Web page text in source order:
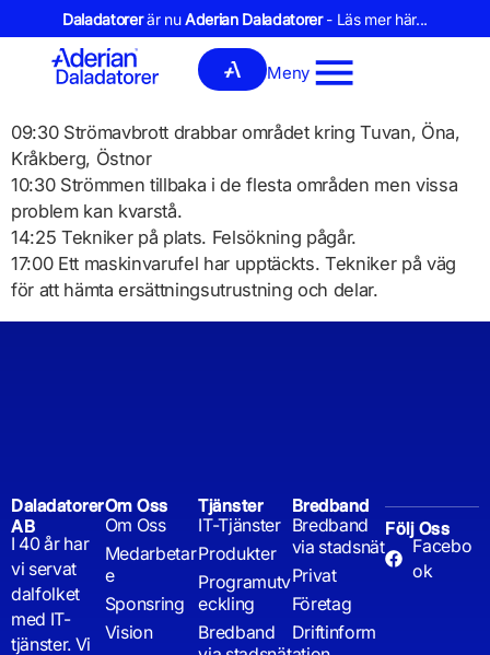
Daladatorerär nuAderian Daladatorer- Läs mer här...
Meny
09:30 Strömavbrott drabbar området kring Tuvan, Öna,
Kråkberg, Östnor
10:30 Strömmen tillbaka i de flesta områden men vissa
problem kan kvarstå.
14:25 Tekniker på plats. Felsökning pågår.
17:00 Ett maskinvarufel har upptäckts. Tekniker på väg
för att hämta ersättningsutrustning och delar.
Daladatorer
AB
I 40 år har
vi servat
dalfolket
med IT-
tjänster. Vi
Om Oss
Om Oss
Medarbetar
e
Sponsring
Vision
Tjänster
IT-Tjänster
Produkter
Programutv
eckling
Bredband
Bredband
Bredband
via stadsnät
Privat
Företag
Driftinform
Följ Oss
Facebo
ok